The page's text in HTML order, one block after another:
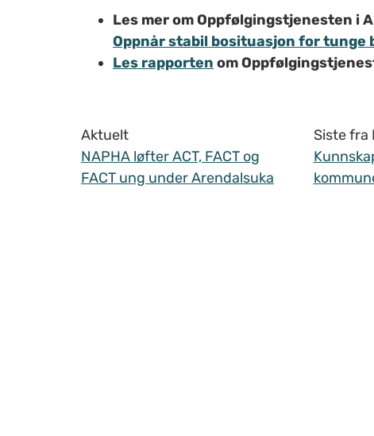
Les mer om Oppfølgingstjenesten i
Oppnår stabil bosituasjon for tunge
Les rapporten om
Aktuelt
NAPHA løfter ACT, FACT og
FACT ung under Arendalsuka
Siste fra